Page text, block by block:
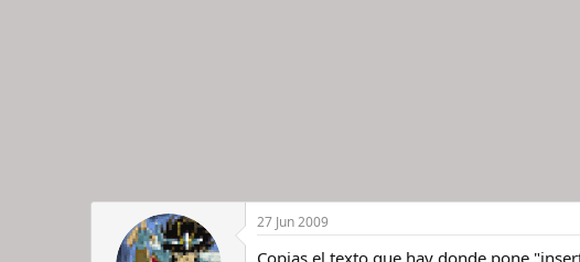
27 Jun 2009
Copias el texto que hay donde pone